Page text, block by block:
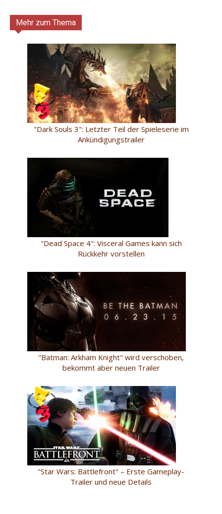
Mehr zum Thema
"Dark Souls 3": Letzter Teil der Spieleserie im
Ankündigungstrailer
"Dead Space 4": Visceral Games kann sich
Rückkehr vorstellen
"Batman: Arkham Knight" wird verschoben,
bekommt aber neuen Trailer
"Star Wars: Battlefront" – Erste Gameplay-
Trailer und neue Details